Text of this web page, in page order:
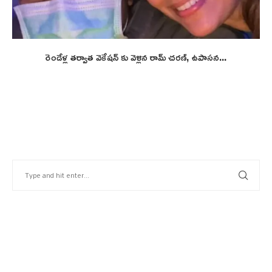
రెండేళ్ల తర్వాత వెకేషన్ కు వెళ్లిన రామ్ చరణ్, ఉపాసన...